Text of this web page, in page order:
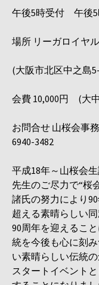
午後5時受付 午後5
場所 リーガロイヤ
(大阪市北区中之島
会費 10,000円 (大
お問合せ 山桜会事
6940-3482
平成18年～山桜会
先生のご尽力で“桜
諸氏の努力により
超える素晴らしい
90周年を迎えるこ
統を今後も心に刻
い素晴らしい伝統
スタートイベント